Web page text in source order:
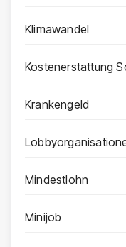
Klimawandel
Kostenerstattung
Krankengeld
Mindestlohn
Minijob